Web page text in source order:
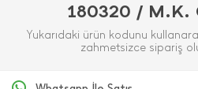
180320 / M.K.
Yukarıdaki ürün kodunu
zahmetsizce sipariş